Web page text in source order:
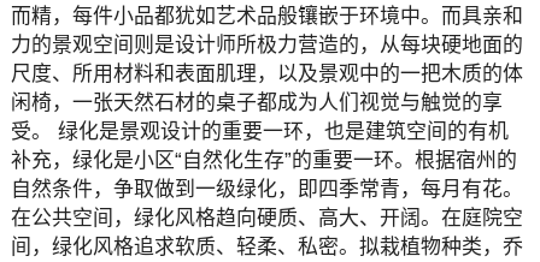
而精，每件小品都犹如艺术品般镶嵌于环境中。而具亲和
力的景观空间则是设计师所极力营造的，从每块硬地面的
尺度、所用材料和表面肌理，以及景观中的一把木质的体
闲椅，一张天然石材的桌子都成为人们视觉与触觉的享
受。 绿化是景观设计的重要一环，也是建筑空间的有机
补充，绿化是小区“自然化生存”的重要一环。根据宿州的
自然条件，争取做到一级绿化，即四季常青，每月有花。
在公共空间，绿化风格趋向硬质、高大、开阔。在庭院空
间，绿化风格追求软质、轻柔、私密。拟栽植物种类，乔